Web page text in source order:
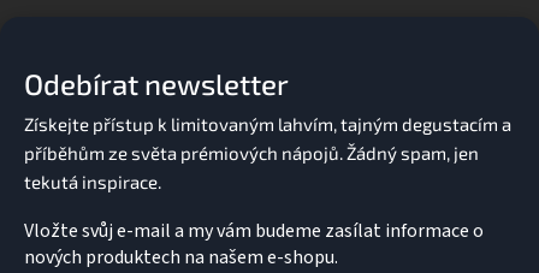
Odebírat newsletter
Vložte svůj e-mail a my vám budeme zasílat informace o
nových produktech na našem e-shopu.